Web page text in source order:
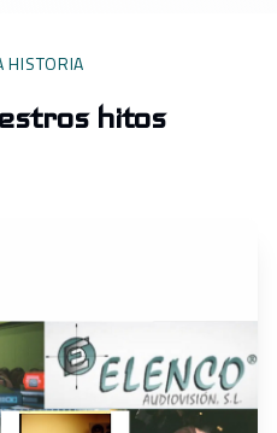
HISTORIA
hitos